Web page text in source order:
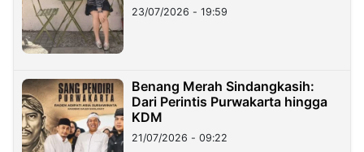
23/07/2026 - 19:59
Benang Merah Sindangkasih:
Dari Perintis Purwakarta hingga
KDM
21/07/2026 - 09:22